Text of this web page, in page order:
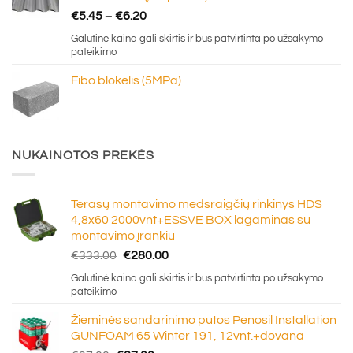
€5.45 – €6.20Price
range:
€6.20
Galutinė kaina gali skirtis ir bus patvirtinta po užsakymo
pateikimo
Fibo blokelis (5MPa)
NUKAINOTOS PREKĖS
Terasų montavimo medsraigčių rinkinys HDS
4,8x60 2000vnt+ESSVE BOX lagaminas su
montavimo įrankiu
€333.00 Original
price
was:
€280.00Current
price
Galutinė kaina gali skirtis ir bus patvirtinta po užsakymo
pateikimo
Žieminės sandarinimo putos Penosil Installation
GUNFOAM 65 Winter 191, 12vnt.+dovana